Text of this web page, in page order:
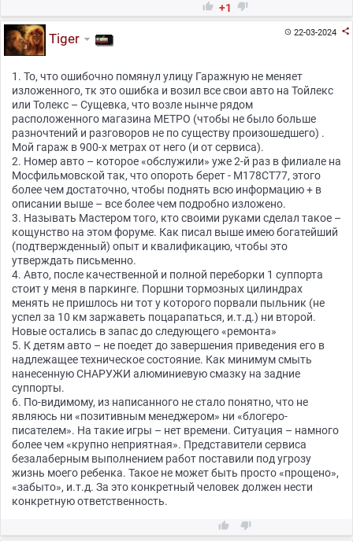
 +1 
22-03-2024 
Tiger
1. То, что ошибочно помянул улицу Гаражную не меняет
изложенного, тк это ошибка и возил все свои авто на Тойлекс
или Толекс – Сущевка, что возле нынче рядом
расположенного магазина МЕТРО (чтобы не было больше
разночтений и разговоров не по существу произошедшего) .
Мой гараж в 900-х метрах от него (и от сервиса).
2. Номер авто – которое «обслужили» уже 2-й раз в филиале на
Мосфильмовской так, что опороть берет - М178СТ77, этого
более чем достаточно, чтобы поднять всю информацию + в
описании выше – все более чем подробно изложено.
3. Называть Мастером того, кто своими руками сделал такое –
кощунство на этом форуме. Как писал выше имею богатейший
(подтвержденный) опыт и квалификацию, чтобы это
утверждать письменно.
4. Авто, после качественной и полной переборки 1 суппорта
стоит у меня в паркинге. Поршни тормозных цилиндрах
менять не пришлось ни тот у которого порвали пыльник (не
успел за 10 км заржаветь поцарапаться, и.т.д.) ни второй.
Новые остались в запас до следующего «ремонта»
5. К детям авто – не поедет до завершения приведения его в
надлежащее техническое состояние. Как минимум смыть
нанесенную СНАРУЖИ алюминиевую смазку на задние
суппорты.
6. По-видимому, из написанного не стало понятно, что не
являюсь ни «позитивным менеджером» ни «блогеро-
писателем». На такие игры – нет времени. Ситуация – намного
более чем «крупно неприятная». Представители сервиса
безалаберным выполнением работ поставили под угрозу
жизнь моего ребенка. Такое не может быть просто «прощено»,
«забыто», и.т.д. За это конкретный человек должен нести
конкретную ответственность.
 